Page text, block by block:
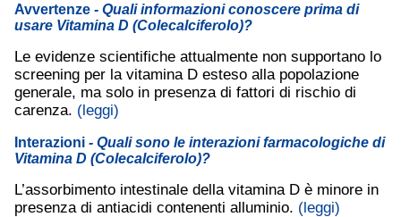
Avvertenze - Quali informazioni conoscere prima di
usare Vitamina D (Colecalciferolo)?
Le evidenze scientifiche attualmente non supportano lo
screening per la vitamina D esteso alla popolazione
generale, ma solo in presenza di fattori di rischio di
carenza. (leggi)
Interazioni - Quali sono le interazioni farmacologiche di
Vitamina D (Colecalciferolo)?
L’assorbimento intestinale della vitamina D è minore in
presenza di antiacidi contenenti alluminio. (leggi)